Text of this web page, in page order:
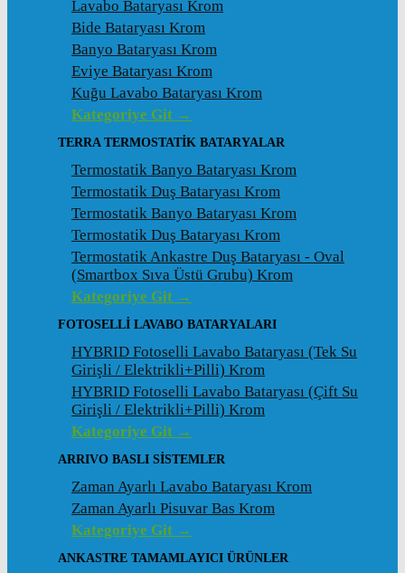
Lavabo Bataryası Krom
Bide Bataryası Krom
Banyo Bataryası Krom
Eviye Bataryası Krom
Kuğu Lavabo Bataryası Krom
Kategoriye Git →
TERRA TERMOSTATİK BATARYALAR
Termostatik Banyo Bataryası Krom
Termostatik Duş Bataryası Krom
Termostatik Banyo Bataryası Krom
Termostatik Duş Bataryası Krom
Termostatik Ankastre Duş Bataryası - Oval
(Smartbox Sıva Üstü Grubu) Krom
Kategoriye Git →
FOTOSELLİ LAVABO BATARYALARI
HYBRID Fotoselli Lavabo Bataryası (Tek Su
Girişli / Elektrikli+Pilli) Krom
HYBRID Fotoselli Lavabo Bataryası (Çift Su
Girişli / Elektrikli+Pilli) Krom
Kategoriye Git →
ARRIVO BASLI SİSTEMLER
Zaman Ayarlı Lavabo Bataryası Krom
Zaman Ayarlı Pisuvar Bas Krom
Kategoriye Git →
ANKASTRE TAMAMLAYICI ÜRÜNLER